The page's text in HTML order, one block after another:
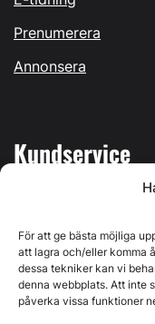
För att ge bästa möjliga
att lagra och/eller komma
dessa tekniker kan vi
denna webbplats. Att inte
påverka vissa funktioner
Prenumerera
Annonsera
Kundservice
Kontakta oss